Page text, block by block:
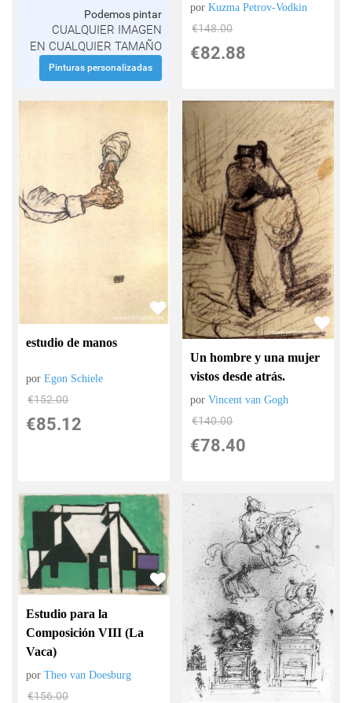
Podemos pintar
CUALQUIER IMAGEN
EN CUALQUIER TAMAÑO
Pinturas personalizadas
porKuzma Petrov-Vodkin
€148.00
€82.88
estudio de manos
porEgon Schiele
€152.00
€85.12
Un hombre y una mujer
vistos desde atrás.
porVincent van Gogh
€140.00
€78.40
Estudio para la
Composición VIII (La
Vaca)
porTheo van Doesburg
€156.00